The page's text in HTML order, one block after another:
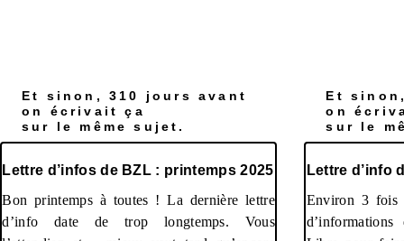
Et sinon, 310 jours avant
on écrivait ça
sur le même sujet.
Lettre d’infos de BZL : printemps 2025
Bon printemps à toutes ! La dernière lettre
d’info date de trop longtemps. Vous
Et
on
sur le
Lettre d’info
Environ 3 fois